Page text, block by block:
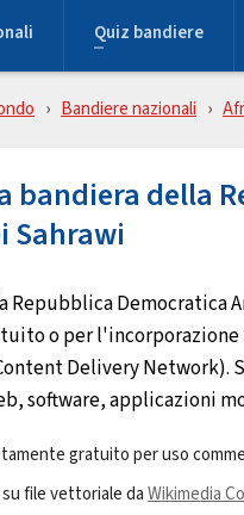
Quiz bandiere
Bandiere nazionali
bandiera della
Sahrawi
Repubblica Democratica
o per
Delivery
software, applicazioni
gratuito per uso
file vettoriale daWikimedia